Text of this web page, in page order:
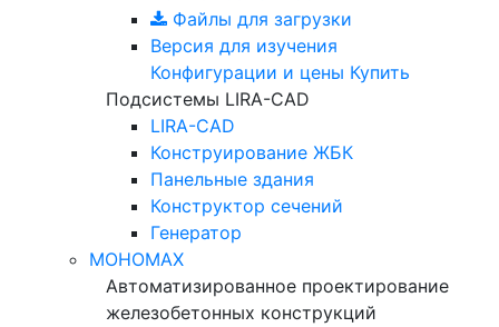
Файлы для загрузки
Версия для изучения
Конфигурации и цены Купить
Подсистемы LIRA-CAD
LIRA-CAD
Конструирование ЖБК
Панельные здания
Конструктор сечений
Генератор
МОНОМАХ
Автоматизированное проектирование
железобетонных конструкций